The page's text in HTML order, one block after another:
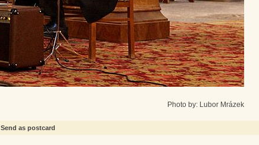
Photo by: Lubor Mrázek
Send as postcard